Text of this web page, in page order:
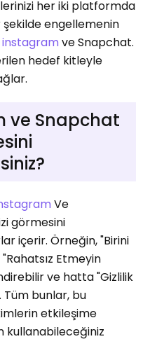
her iki platformda
engellemenin
instagram ve Snapchat.
hedef kitleyle
ve Snapchat
Ve
görmesini
içerir. Örneğin, "Birini
"Rahatsız Etmeyin
ve hatta "Gizlilik
Tüm bunlar, bu
etkileşime
kullanabileceğiniz